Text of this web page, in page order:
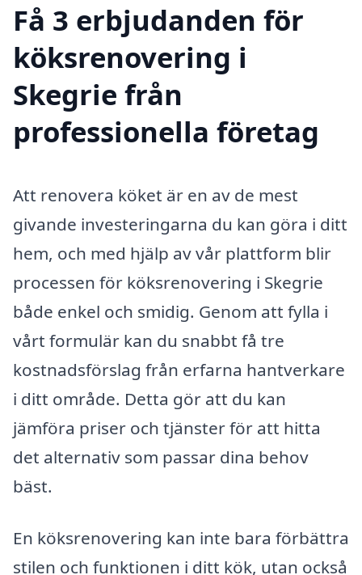
Få 3 erbjudanden för
köksrenovering i
Skegrie från
professionella företag
Att renovera köket är en av de mest
givande investeringarna du kan göra i ditt
hem, och med hjälp av vår plattform blir
processen för köksrenovering i Skegrie
både enkel och smidig. Genom att fylla i
vårt formulär kan du snabbt få tre
kostnadsförslag från erfarna hantverkare
i ditt område. Detta gör att du kan
jämföra priser och tjänster för att hitta
det alternativ som passar dina behov
bäst.
En köksrenovering kan inte bara förbättra
stilen och funktionen i ditt kök, utan också